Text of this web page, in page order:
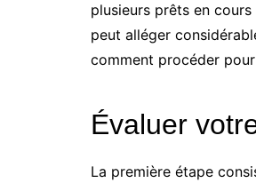
plusieurs prêts en
peut alléger
comment procéder
Évaluer
La première étape